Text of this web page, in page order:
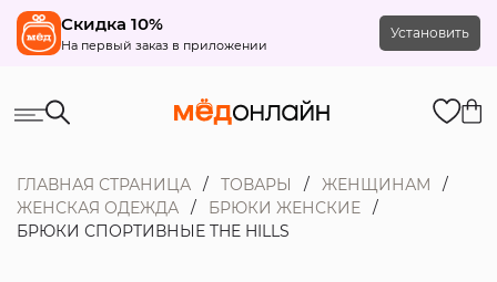
Скидка 10%
На первый заказ в приложении
Установить
ГЛАВНАЯ СТРАНИЦА ТОВАРЫ
ЖЕНЩИНАМ
ЖЕНСКАЯ ОДЕЖДА
БРЮКИ ЖЕНСКИЕ
БРЮКИ СПОРТИВНЫЕ THE HILLS